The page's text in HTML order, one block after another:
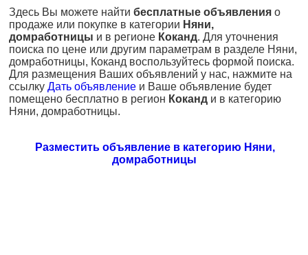
Здесь Вы можете найти бесплатные объявления о
продаже или покупке в категории Няни,
домработницы и в регионе Коканд. Для уточнения
поиска по цене или другим параметрам в разделе Няни,
домработницы, Коканд воспользуйтесь формой поиска.
Для размещения Ваших объявлений у нас, нажмите на
ссылку Дать объявление и Ваше объявление будет
помещено бесплатно в регион Коканд и в категорию
Няни, домработницы.
Разместить объявление в категорию Няни,
домработницы